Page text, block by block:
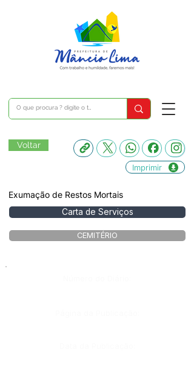
Voltar
Imprimir
Exumação de Restos Mortais
Carta de Serviços
CEMITÉRIO